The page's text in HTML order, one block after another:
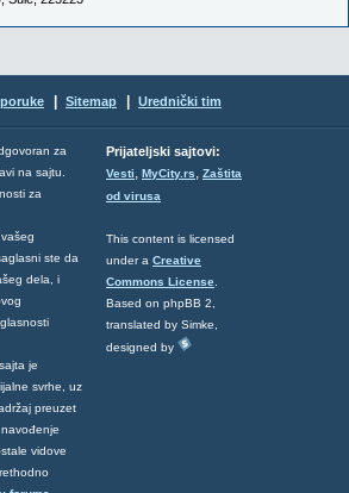
Sitemap Urednički tim
za
na sajtu.
za
ste da
dela, i
je
svrhe, uz
preuzet
vidove
Prijateljski sajtovi:
Vesti, MyCity.rs, Zaštita
od virusa
This content is licensed
under a Creative
Commons License
Based on phpBB 2,
translated by Simke,
designed by